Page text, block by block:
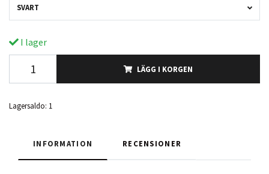
SVART
I lager
LÄGG I KORGEN
Lagersaldo: 1
INFORMATION RECENSIONER